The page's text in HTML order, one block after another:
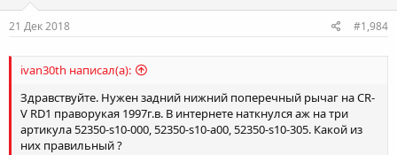
21 Дек 2018 #1,984
ivan30th написал(а):
Здравствуйте. Нужен задний нижний поперечный рычаг на CR-
V RD1 праворукая 1997г.в. В интернете наткнулся аж на три
артикула 52350-s10-000, 52350-s10-a00, 52350-s10-305. Какой из
них правильный ?